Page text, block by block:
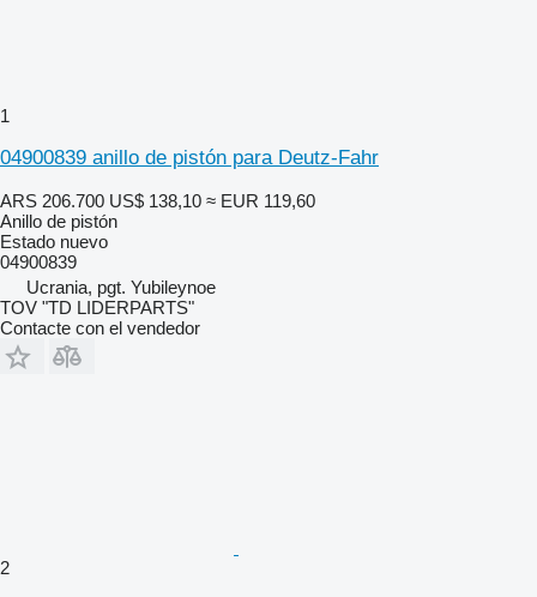
1
04900839 anillo de pistón para Deutz-Fahr
ARS 206.700 US$ 138,10 ≈ EUR 119,60
Anillo de pistón
Estado nuevo
04900839
Ucrania, pgt. Yubileynoe
TOV "TD LIDERPARTS"
Contacte con el vendedor
2